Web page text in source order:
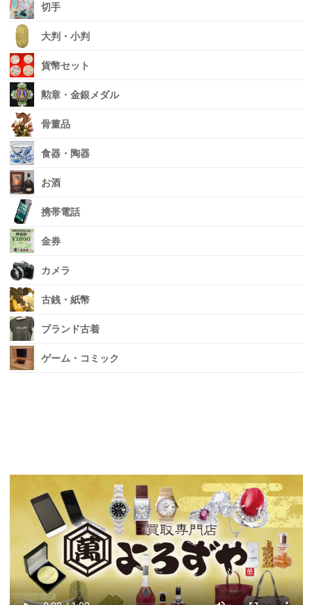
切手
大判・小判
貨幣セット
勲章・金銀メダル
骨董品
食器・陶器
お酒
携帯電話
金券
カメラ
古銭・紙幣
ブランド古着
ゲーム・コミック